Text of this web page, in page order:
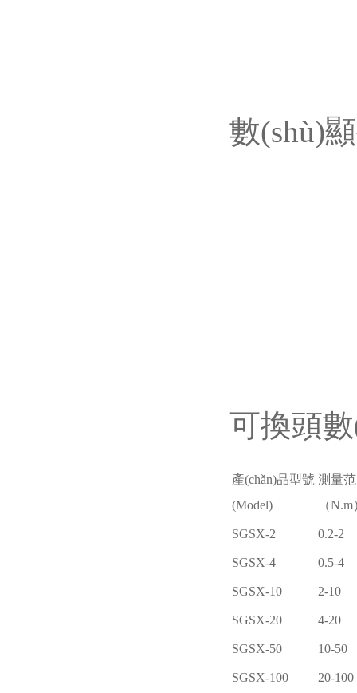
數(shù)
可換頭
產(chǎn)品型號
(Model)
測量
（
SGSX-2 0.2-2
SGSX-4 0.5-4
SGSX-10 2-10
SGSX-20 4-20
SGSX-50 10-50
SGSX-100 20-100